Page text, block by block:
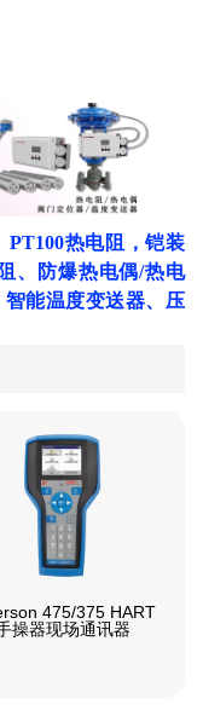
PT100热电阻，铠装
、
防爆热电偶/热电
智能温度变送器、 压
475/375 HART
操器现场通讯器